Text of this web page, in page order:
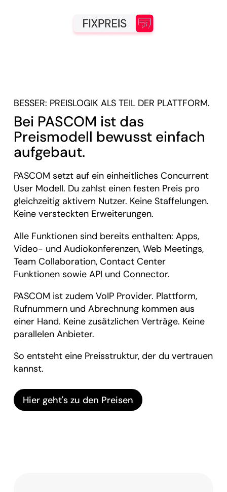
BESSER: PREISLOGIK ALS TEIL DER PLATTFORM.
Bei PASCOM ist das
Preismodell bewusst einfach
aufgebaut.
PASCOM setzt auf ein einheitliches Concurrent
User Modell. Du zahlst einen festen Preis pro
gleichzeitig aktivem Nutzer. Keine Staffelungen.
Keine versteckten Erweiterungen.
Alle Funktionen sind bereits enthalten: Apps,
Video- und Audiokonferenzen, Web Meetings,
Team Collaboration, Contact Center
Funktionen sowie API und Connector.
PASCOM ist zudem VoIP Provider. Plattform,
Rufnummern und Abrechnung kommen aus
einer Hand. Keine zusätzlichen Verträge. Keine
parallelen Anbieter.
So entsteht eine Preisstruktur, der du vertrauen
kannst.
Hier geht's zu den Preisen